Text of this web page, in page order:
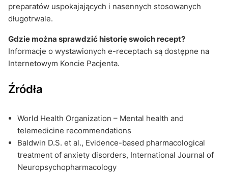
preparatów uspokajających i nasennych stosowanych
długotrwale.
Gdzie można sprawdzić historię swoich recept?
Informacje o wystawionych e-receptach są dostępne na
Internetowym Koncie Pacjenta.
Źródła
World Health Organization – Mental health and
telemedicine recommendations
Baldwin D.S. et al., Evidence-based pharmacological
treatment of anxiety disorders, International Journal of
Neuropsychopharmacology